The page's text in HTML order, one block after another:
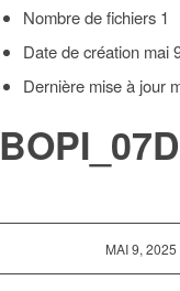
Nombre de fichiers 1
Date de création mai
Dernière mise à jour
MAI 9, 2025
/